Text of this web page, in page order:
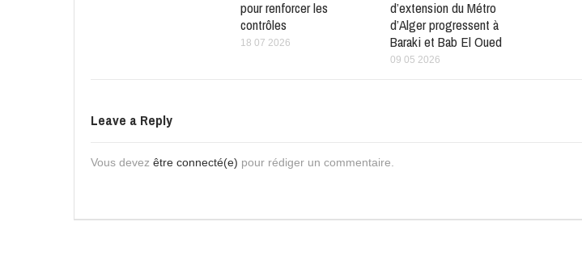
pour renforcer les
contrôles
18 07 2026
d’extension du Métro
d’Alger progressent à
Baraki et Bab El Oued
09 05 2026
Leave a Reply
Vous devez être connecté(e) pour rédiger un commentaire.